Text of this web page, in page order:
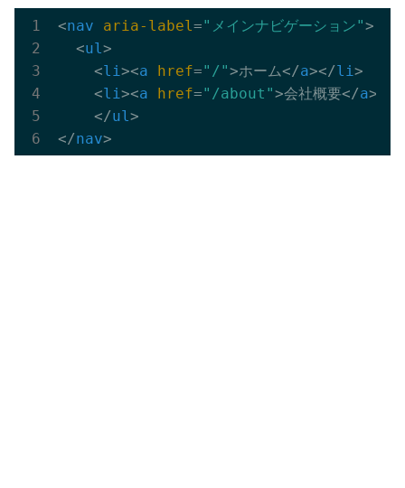
<nav aria-label ="メインナビゲーション">
<ul >
<li ><a href="/">ホーム</a></li >
<li ><a href="/about">会社概要</a>
</ul >
</nav>